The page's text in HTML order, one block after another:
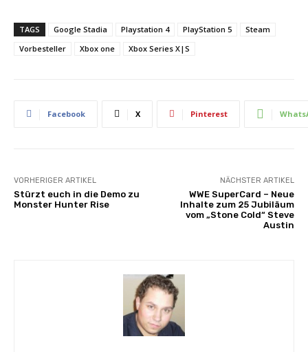
TAGS Google Stadia Playstation 4 PlayStation 5
Steam
Vorbesteller
Xbox one Xbox Series X|S
Facebook X Pinterest
VORHERIGER ARTIKEL
Stürzt euch in die Demo zu
Monster Hunter Rise
NÄCHSTER ARTIKEL
WWE SuperCard – Neue
Inhalte zum 25 Jubiläum
vom „Stone Cold“ Steve
Austin